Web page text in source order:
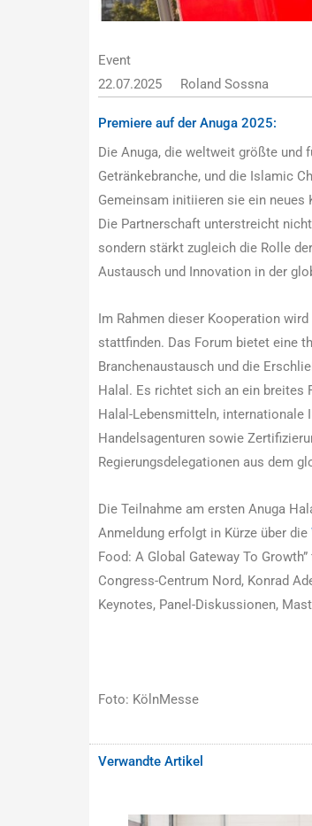
Event
22.07.2025
Roland Sossna
Premiere auf der Anuga 2025:
Die Anuga, die weltweit größte und
Getränkebranche, und die Islamic
Gemeinsam initiieren sie ein
Die Partnerschaft unterstreicht
sondern stärkt zugleich die Rolle
Austausch und Innovation in der
Im Rahmen dieser Kooperation
stattfinden. Das Forum bietet eine
Branchenaustausch und die
Halal. Es richtet sich an ein breites
Halal-Lebensmitteln, internationale
Handelsagenturen sowie
Regierungsdelegationen aus dem
Die Teilnahme am ersten Anuga
Anmeldung erfolgt in Kürze über die
Food: A Global Gateway To
Congress-Centrum Nord, Konrad
Keynotes, Panel-Diskussionen,
Foto: KölnMesse
Verwandte Artikel